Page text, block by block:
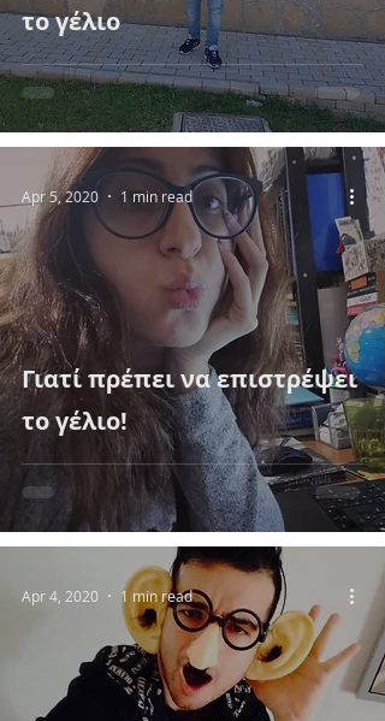
το γέλιο
Γιατί πρέπει να επιστρέψει
το γέλιο!
Apr 5, 2020 1 min read
Apr 4, 2020 1 min read